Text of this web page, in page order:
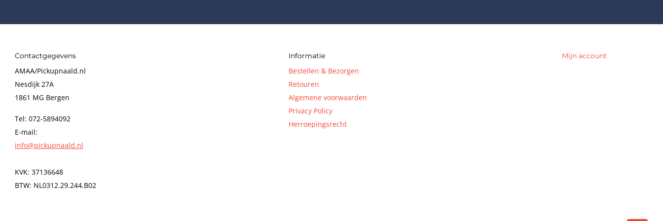
Contactgegevens
AMAA/Pickupnaald.nl
Nesdijk 27A
1861 MG Bergen
Tel: 072-5894092
E-mail:
info@pickupnaald.nl
KVK: 37136648
BTW: NL0312.29.244.B02
Informatie
Bestellen & Bezorgen
Retouren
Algemene voorwaarden
Privacy Policy
Herroepingsrecht
Mijn account